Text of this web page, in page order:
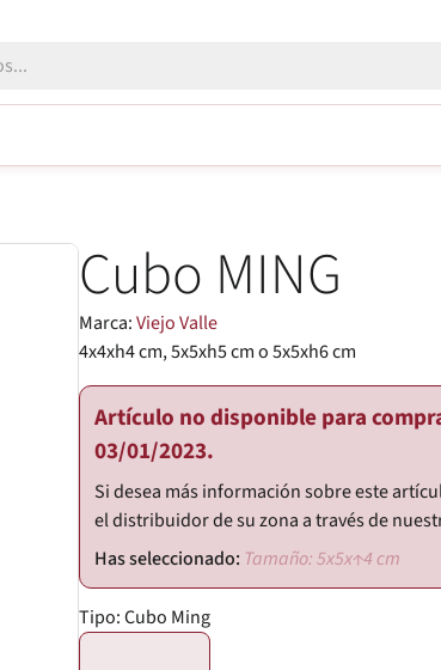
Cubo MING
Marca:Viejo Valle
4x4xh4 cm, 5x5xh5 cm o 5x5xh6 cm
Artículo no disponible para
03/01/2023.
Si desea más información sobre este
el distribuidor de su zona a través de
Tamaño: 5x5x↑4 cm
Tipo:Cubo Ming